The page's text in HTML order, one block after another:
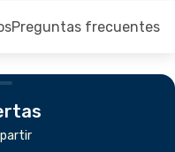
Preguntas frecuentes
partir